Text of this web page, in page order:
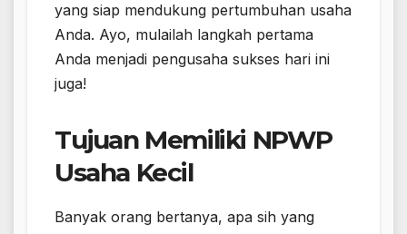
yang siap mendukung pertumbuhan usaha
Anda. Ayo, mulailah langkah pertama
Anda menjadi pengusaha sukses hari ini
juga!
Tujuan Memiliki NPWP
Usaha Kecil
Banyak orang bertanya, apa sih yang